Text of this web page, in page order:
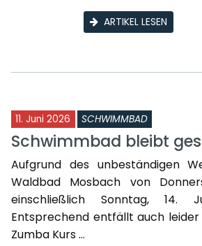
ARTIKEL LESEN
11. Juni 2026 SCHWIMMBAD
Schwimmbad bleibt
Aufgrund des unbeständigen
Waldbad Mosbach von
einschließlich Sonntag, 14.
Entsprechend entfällt auch
Zumba Kurs ...